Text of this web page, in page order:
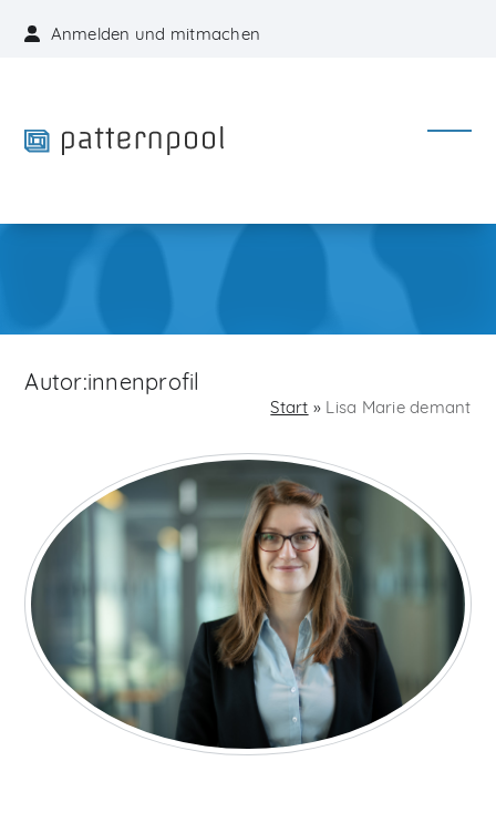
Anmelden und mitmachen
menu
menu
Autor:innenprofil
Start » Lisa Marie demant